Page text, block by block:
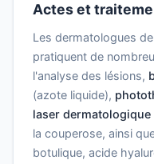
Actes et
Les dermatologues
pratiquent de
l'analyse des lésions,
(azote liquide),
laser dermatologique
la couperose, ainsi
botulique, acide